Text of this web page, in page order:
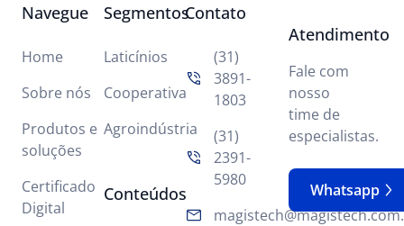
Navegue
Home
Sobre nós
Produtos e
soluções
Certificado
Digital
Segmentos
Laticínios
Cooperativa
Agroindústria
Conteúdos
Contato
(31)
3891-
1803
(31)
2391-
5980
Atendimento
Fale com
nosso
time de
especialistas.
Whatsapp